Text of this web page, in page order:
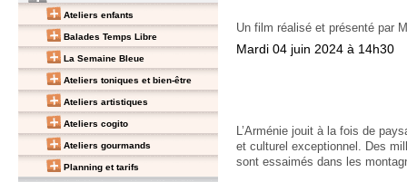
Ateliers enfants
Balades Temps Libre
La Semaine Bleue
Ateliers toniques et bien-être
Ateliers artistiques
Ateliers cogito
Ateliers gourmands
Planning et tarifs
Un film réalisé et présenté par
Mardi 04 juin 2024 à 14h30
L’Arménie jouit à la fois de
et culturel exceptionnel. Des
sont essaimés dans les